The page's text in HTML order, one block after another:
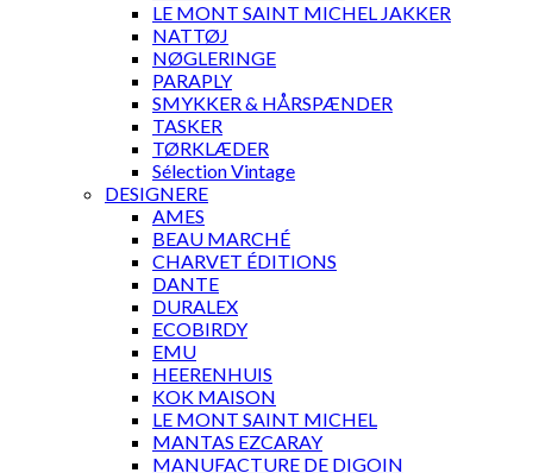
LE MONT SAINT MICHEL JAKKER
NATTØJ
NØGLERINGE
PARAPLY
SMYKKER & HÅRSPÆNDER
TASKER
TØRKLÆDER
Sélection Vintage
DESIGNERE
AMES
BEAU MARCHÉ
CHARVET ÉDITIONS
DANTE
DURALEX
ECOBIRDY
EMU
HEERENHUIS
KOK MAISON
LE MONT SAINT MICHEL
MANTAS EZCARAY
MANUFACTURE DE DIGOIN